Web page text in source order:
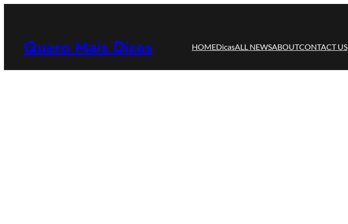
conteúdo
Quero Mais Dicas HOMEDicasALL NEWSABOUTCONTACT US